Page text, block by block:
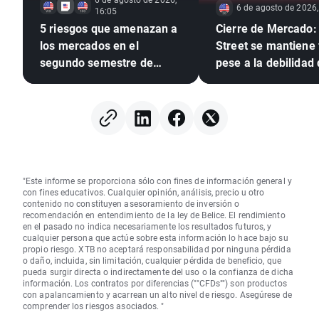
16:05
5 riesgos que amenazan a
los mercados en el
segundo semestre de
6 de agosto de
Cierre de Mercado:
Street se
pese a la debilidad
"Este informe se proporciona sólo con fines de información general y
con fines educativos. Cualquier opinión, análisis, precio u otro
contenido no constituyen asesoramiento de inversión o
recomendación en entendimiento de la ley de Belice. El rendimiento
en el pasado no indica necesariamente los resultados futuros, y
cualquier persona que actúe sobre esta información lo hace bajo su
propio riesgo. XTB no aceptará responsabilidad por ninguna pérdida
o daño, incluida, sin limitación, cualquier pérdida de beneficio, que
pueda surgir directa o indirectamente del uso o la confianza de dicha
información. Los contratos por diferencias (""CFDs"") son productos
con apalancamiento y acarrean un alto nivel de riesgo. Asegúrese de
comprender los riesgos asociados. "